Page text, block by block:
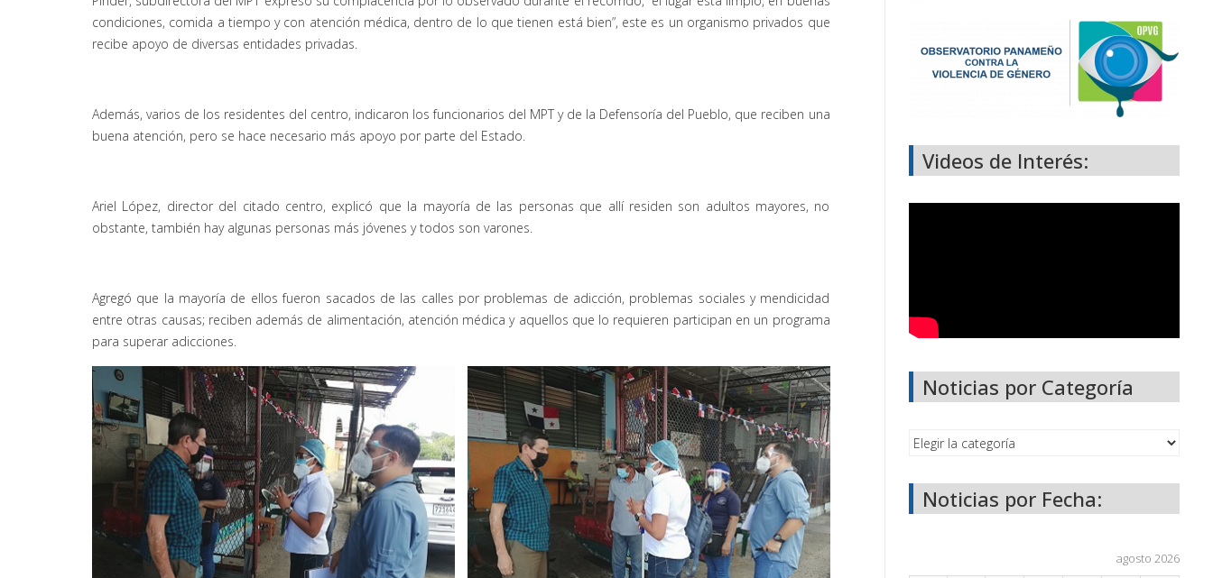
condiciones, comida a tiempo y con atención médica, dentro de lo que tienen está bien”, este es un organismo privados que
recibe apoyo de diversas entidades privadas.
Además, varios de los residentes del centro, indicaron los funcionarios del MPT y de la Defensoría del Pueblo, que reciben una
buena atención, pero se hace necesario más apoyo por parte del Estado.
Ariel López, director del citado centro, explicó que la mayoría de las personas que allí residen son adultos mayores, no
obstante, también hay algunas personas más jóvenes y todos son varones.
Agregó que la mayoría de ellos fueron sacados de las calles por problemas de adicción, problemas sociales y mendicidad
entre otras causas; reciben además de alimentación, atención médica y aquellos que lo requieren participan en un programa
para superar adicciones.
Videos de Interés:
Noticias por Categoría
Noticias por Fecha:
agosto 2026